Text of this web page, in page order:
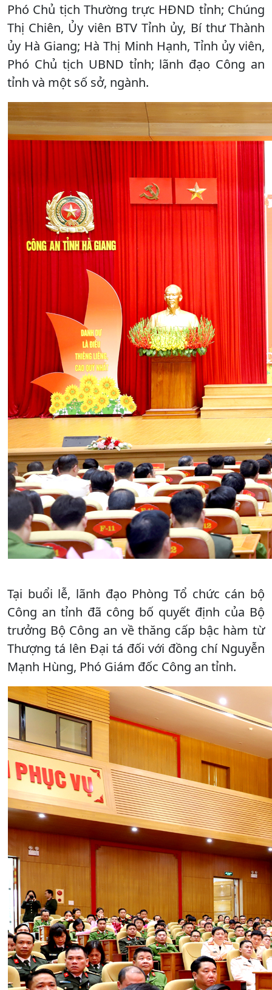
Phó Chủ tịch Thường trực HĐND tỉnh; Chúng
Thị Chiên, Ủy viên BTV Tỉnh ủy, Bí thư Thành
ủy Hà Giang; Hà Thị Minh Hạnh, Tỉnh ủy viên,
Phó Chủ tịch UBND tỉnh; lãnh đạo Công an
tỉnh và một số sở, ngành.
Tại buổi lễ, lãnh đạo Phòng Tổ chức cán bộ
Công an tỉnh đã công bố quyết định của Bộ
trưởng Bộ Công an về thăng cấp bậc hàm từ
Thượng tá lên Đại tá đối với đồng chí Nguyễn
Mạnh Hùng, Phó Giám đốc Công an tỉnh.